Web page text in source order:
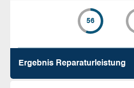
56
Ergebnis Reparatur­leistung